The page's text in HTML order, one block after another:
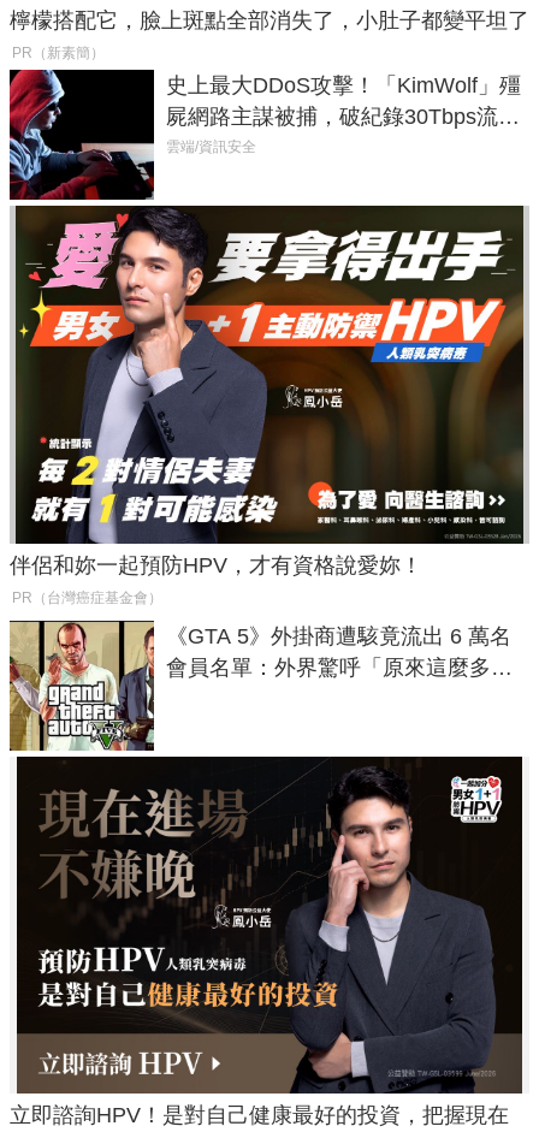
檸檬搭配它，臉上斑點全部消失了，小肚子都變平坦了
PR（新素簡）
史上最大DDoS攻擊！「KimWolf」殭
屍網路主謀被捕，破紀錄30Tbps流量
癱瘓全球！
雲端/資訊安全
伴侶和妳一起預防HPV，才有資格說愛妳！
PR（台灣癌症基金會）
《GTA 5》外掛商遭駭竟流出 6 萬名
會員名單：外界驚呼「原來這麼多人
立即諮詢HPV！是對自己健康最好的投資，把握現在